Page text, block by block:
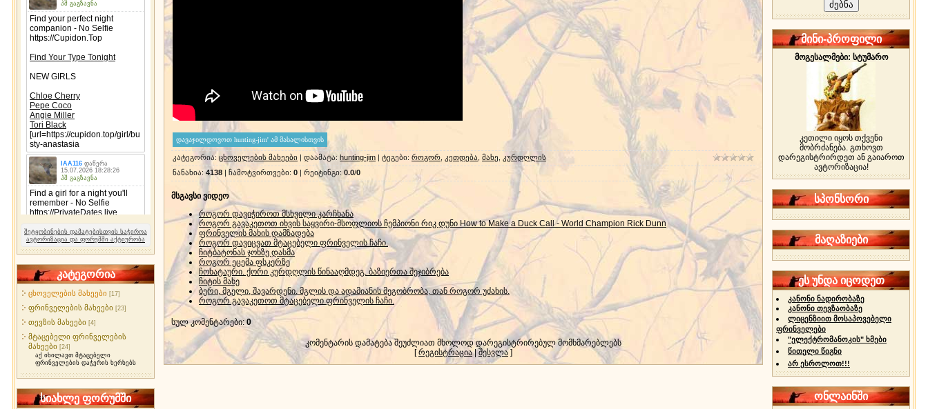
შეტყობინების დამატებისთვის საჭიროა
ავტორიზაცია და ფორუმში აქტიურობა
კატეგორია
ცხოველების მახეები [17]
ფრინველების მახეები [23]
თევზის მახეები [4]
მტაცებელი ფრინველების
მახეები [24]
აქ იხილავთ მტაცებელი
ფრინველების დაჭერის ხერხებს
სიახლე ფორუმში
კატეგორია: ცხოველების მახეები | დაამატა: hunting-jim | ტეგები: როგორ კეთდება მახე
კურდღლის
ნანახია: 4138 | ჩამოტვირთვები: 0 | რეიტინგი: 0.0/0
მსგავსი ვიდეო
როგორ დავიჭიროთ მსხვილი კარჩხანა
როგორ გავაკეთოთ იხვის საყვირი-მსოფლიოს ჩემპიონი რიკ დუნი How to Make a Duck Call - World Champion Rick Dunn
ფრინველის მახის დამზადება
როგორ დავიცვათ მტაცებელი ფრინველის ჩაჩი.
ჩიტბატონას ჯოხზე დასმა
როგორ ეცემა ფსკერზე
ჩოხატაური. ქორი კურდღლის წინააღმდეგ. ბაზიერთა შეჯიბრება
ჩიტის მახე
ბერი, მგელი, შავარდენი. მგლის და ადამიანის მეგობრობა, თან როგორ უძახის.
როგორ გავაკეთოთ მტაცებელი ფრინველის ჩაჩი.
სულ კომენტარები:0
კომენტარის დამატება შეუძლიათ მხოლოდ დარეგისტრირებულ მომხმარებლებს
[რეგისტრაცია| შესვლა]
მინი-პროფილი
მოგესალმები: სტუმარო
კეთილი იყოს თქვენი
მობრძანება. გთხოვთ
დარეგისტრირდეთ ან გაიაროთ
ავტორიზაცია!
სპონსორი
მაღაზიები
ეს უნდა იცოდეთ
კანონი ნადირობაზე
კანონი თევზაობაზე
ლიცენზიით მოსაპოვებელი
ფრინველები
"ელექტრომანოკის" ხმები
წითელი წიგნი
არ ესროლოთ!!!
ონლაინში